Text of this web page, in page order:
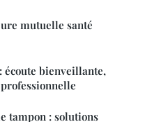
mutuelle santé
écoute bienveillante,
tampon : solutions